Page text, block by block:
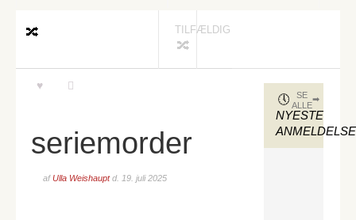
TILFÆLDIG
seriemorder
afUlla Weishauptd. 19. juli 2025
NYESTE
SE
ALLE